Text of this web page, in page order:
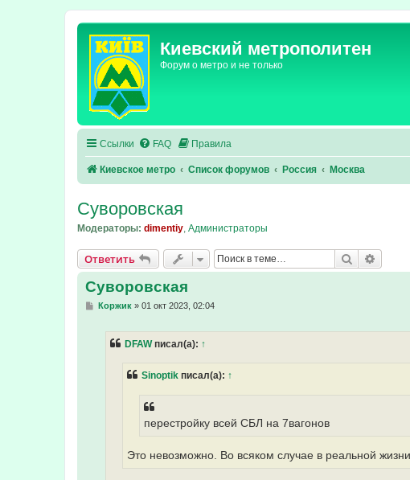
Киевский метрополитен
Форум о метро и не только
Ссылки FAQ Правила
Киевское метро Список форумов Россия Москва
Суворовская
Модераторы: dimentiy, Администраторы
Ответить Поиск
Суворовская
СКоржик» 01 окт 2023, 02:04
DFAWписал(а): ↑
Sinoptik писал(а): ↑
перестройку всей СБЛ на 7вагонов
Это невозможно. Во всяком случае в реальной жизни.